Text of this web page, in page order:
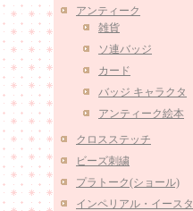
アンティーク
雑貨
ソ連バッジ
カード
バッジ キャラクタ
アンティーク絵本
クロスステッチ
ビーズ刺繍
プラトーク(ショール)
インペリアル・イースタ